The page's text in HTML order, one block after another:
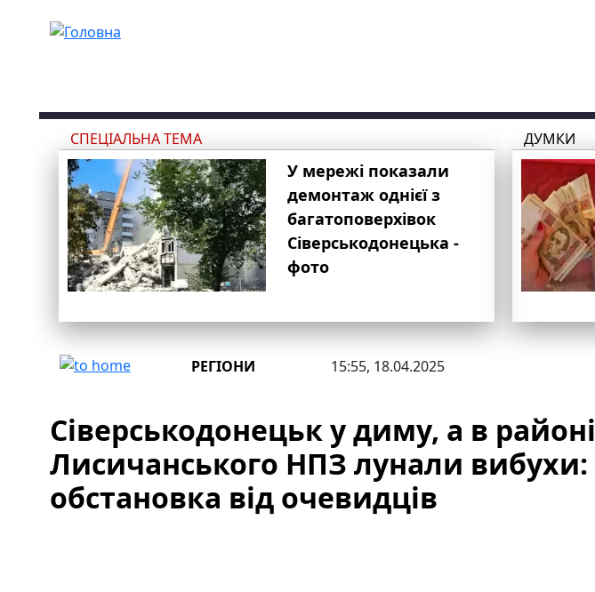
СПЕЦІАЛЬНА ТЕМА
У мережі показали
демонтаж однієї з
багатоповерхівок
Сіверськодонецька -
фото
ДУМКИ
РЕГІОНИ 15:55, 18.04.2025
Сіверськодонецьк у диму, а в районі
Лисичанського НПЗ лунали вибухи:
обстановка від очевидців